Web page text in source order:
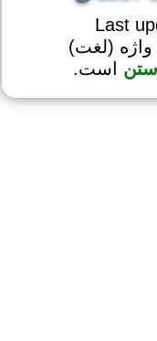
Last
(لغت)
است.